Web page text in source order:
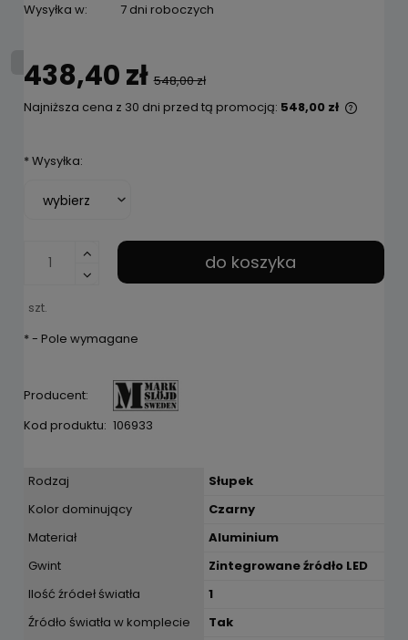
Wysyłka w:
7 dni roboczych
438,40 zł 548,00 zł
Najniższa cena z 30 dni przed tą promocją: 548,00 zł
*Wysyłka:
szt.
do koszyka
*- Pole wymagane
Producent:
Kod produktu: 106933
Rodzaj
Słupek
Kolor dominujący
Czarny
Materiał
Aluminium
Gwint
Zintegrowane źródło LED
Ilość źródeł światła
1
Źródło światła w komplecie
Tak